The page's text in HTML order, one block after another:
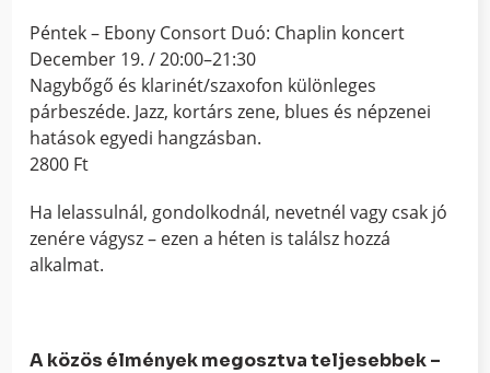
Péntek – Ebony Consort Duó: Chaplin koncert
December 19. / 20:00–21:30
Nagybőgő és klarinét/szaxofon különleges
párbeszéde. Jazz, kortárs zene, blues és népzenei
hatások egyedi hangzásban.
2800 Ft
Ha lelassulnál, gondolkodnál, nevetnél vagy csak jó
zenére vágysz – ezen a héten is találsz hozzá
alkalmat.
A közös élmények megosztva teljesebbek –